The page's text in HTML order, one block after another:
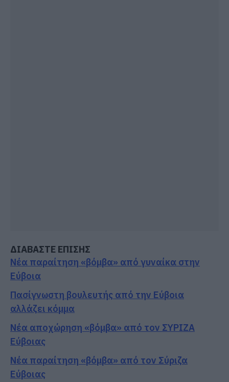
ΔΙΑΒΑΣΤΕ ΕΠΙΣΗΣ
Νέα παραίτηση «βόμβα» από γυναίκα στην
Εύβοια
Πασίγνωστη βουλευτής από την Εύβοια
αλλάζει κόμμα
Νέα αποχώρηση «βόμβα» από τον ΣΥΡΙΖΑ
Εύβοιας
Νέα παραίτηση «βόμβα» από τον Σύριζα
Εύβοιας